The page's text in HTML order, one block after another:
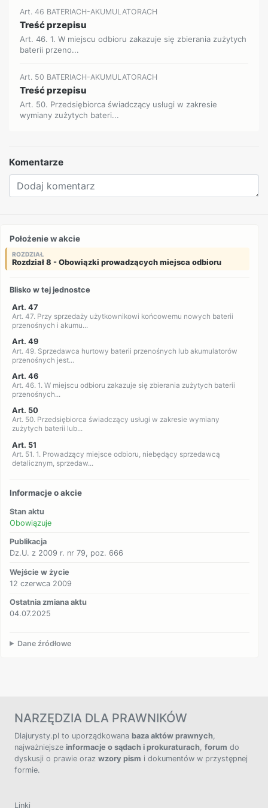
Art. 46 BATERIACH-AKUMULATORACH
Treść przepisu
Art. 46. 1. W miejscu odbioru zakazuje się zbierania zużytych
baterii przeno...
Art. 50 BATERIACH-AKUMULATORACH
Treść przepisu
Art. 50. Przedsiębiorca świadczący usługi w zakresie
wymiany zużytych bateri...
Komentarze
Położenie w akcie
ROZDZIAŁ
Rozdział 8 - Obowiązki prowadzących miejsca odbioru
Blisko w tej jednostce
Art. 47
Art. 47. Przy sprzedaży użytkownikowi końcowemu nowych baterii
przenośnych i akumu...
Art. 49
Art. 49. Sprzedawca hurtowy baterii przenośnych lub akumulatorów
przenośnych jest...
Art. 46
Art. 46. 1. W miejscu odbioru zakazuje się zbierania zużytych baterii
przenośnych...
Art. 50
Art. 50. Przedsiębiorca świadczący usługi w zakresie wymiany
zużytych baterii lub...
Art. 51
Art. 51. 1. Prowadzący miejsce odbioru, niebędący sprzedawcą
detalicznym, sprzedaw...
Informacje o akcie
Stan aktu
Obowiązuje
Publikacja
Dz.U. z 2009 r. nr 79, poz. 666
Wejście w życie
12 czerwca 2009
Ostatnia zmiana aktu
04.07.2025
Dane źródłowe
NARZĘDZIA DLA PRAWNIKÓW
Dlajurysty.pl to uporządkowana baza aktów prawnych,
najważniejsze informacje o sądach i prokuraturach, forum do
dyskusji o prawie oraz wzory pism i dokumentów w przystępnej
formie.
Linki